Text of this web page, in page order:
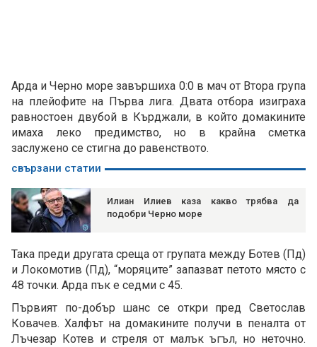
Арда и Черно море завършиха 0:0 в мач от Втора група
на плейофите на Първа лига. Двата отбора изиграха
равностоен двубой в Кърджали, в който домакините
имаха леко предимство, но в крайна сметка
заслужено се стигна до равенството.
свързани статии
Илиан Илиев каза какво трябва да
подобри Черно море
Така преди другата среща от групата между Ботев (Пд)
и Локомотив (Пд), “моряците” запазват петото място с
48 точки. Арда пък е седми с 45.
Първият по-добър шанс се откри пред Светослав
Ковачев. Халфът на домакините получи в пеналта от
Лъчезар Котев и стреля от малък ъгъл, но неточно.